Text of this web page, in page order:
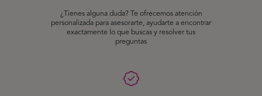
¿Tienes alguna duda? Te ofrecemos atención
personalizada para asesorarte, ayudarte a encontrar
exactamente lo que buscas y resolver tus
preguntas